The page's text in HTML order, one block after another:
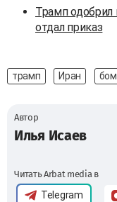
Трамп одобрил
отдал приказ
трамп Иран
Автор
Илья Исаев
Читать Arbat media в
Telegram